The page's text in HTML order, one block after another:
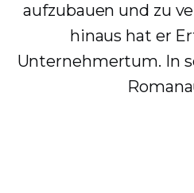
aufzubauen und zu
hinaus hat er
Unternehmertum. In